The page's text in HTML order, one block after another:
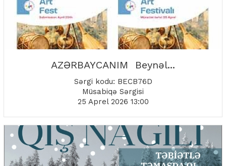
AZƏRBAYCANIM Beynəl...
Sərgi kodu: BECB76D
Müsabiqə Sərgisi
25 Aprel 2026 13:00